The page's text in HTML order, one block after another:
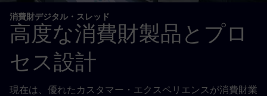
消費財デジタル・スレッド
高度な消費財製品とプロ
セス設計
現在は、優れたカスタマー・エクスペリエンスが消費財業